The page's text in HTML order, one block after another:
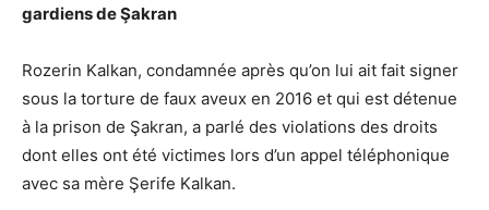
gardiens deŞakran
Rozerin Kalkan, condamnée après qu’on lui ait fait signer
sous la torture de faux aveux en 2016 et qui est détenue
à la prison de Şakran, a parlé des violations des droits
dont elles ont été victimes lors d’un appel téléphonique
avec sa mère Şerife Kalkan.